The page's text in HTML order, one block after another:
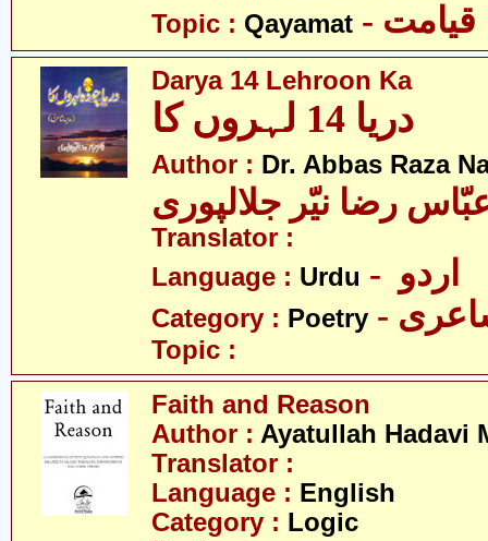
Topic : Qayamat - قیامت
Darya 14 Lehroon Ka
دریا 14 لہروں کا
Author : Dr. Abbas Raza
رضا نیّر جلالپوری
Translator :
Language : Urdu
Category : Poetry
Topic :
Faith and Reason
Author : Ayatullah Hadavi
Translator :
Language : English
Category : Logic